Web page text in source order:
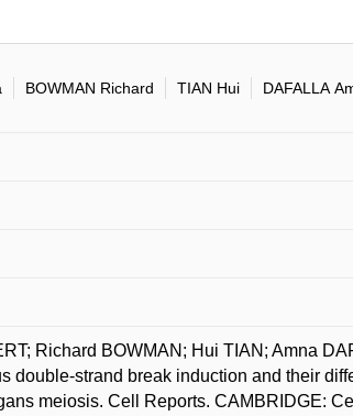
BOWMAN Richard TIAN Hui DAFALLA
Richard BOWMAN; Hui TIAN; Amna
double-strand break induction and their
meiosis. Cell Reports. CAMBRIDGE: